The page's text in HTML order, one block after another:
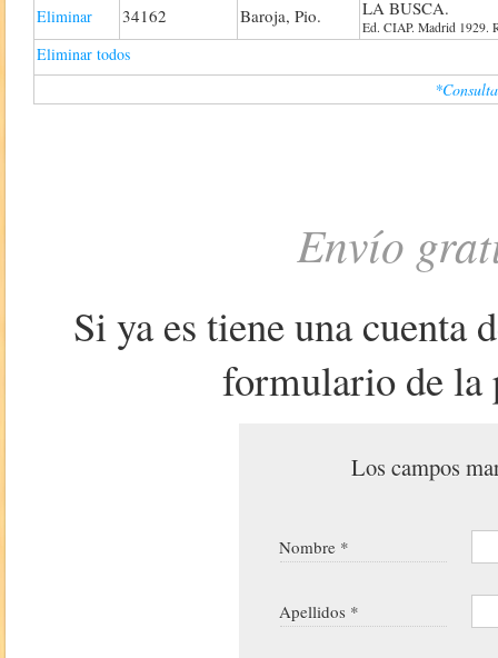
Eliminar 34162 Baroja, Pio. LA BUSCA.
Ed. CIAP. Madrid 1929.
Eliminar todos
Envío
Si ya es tiene una cuenta
formulario de la
Los campos
Nombre *
Apellidos *